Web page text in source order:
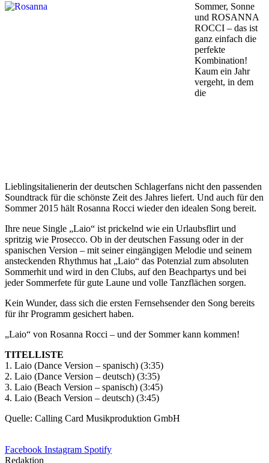
Sommer, Sonne
und ROSANNA
ROCCI – das ist
ganz einfach die
perfekte
Kombination!
Kaum ein Jahr
vergeht, in dem
die
Lieblingsitalienerin der deutschen Schlagerfans nicht den passenden
Soundtrack für die schönste Zeit des Jahres liefert. Und auch für den
Sommer 2015 hält Rosanna Rocci wieder den idealen Song bereit.
Ihre neue Single „Laio“ ist prickelnd wie ein Urlaubsflirt und
spritzig wie Prosecco. Ob in der deutschen Fassung oder in der
spanischen Version – mit seiner eingängigen Melodie und seinem
ansteckenden Rhythmus hat „Laio“ das Potenzial zum absoluten
Sommerhit und wird in den Clubs, auf den Beachpartys und bei
jeder Sommerfete für gute Laune und volle Tanzflächen sorgen.
Kein Wunder, dass sich die ersten Fernsehsender den Song bereits
für ihr Programm gesichert haben.
„Laio“ von Rosanna Rocci – und der Sommer kann kommen!
TITELLISTE
1. Laio (Dance Version – spanisch) (3:35)
2. Laio (Dance Version – deutsch) (3:35)
3. Laio (Beach Version – spanisch) (3:45)
4. Laio (Beach Version – deutsch) (3:45)
Quelle: Calling Card Musikproduktion GmbH
Facebook Instagram Spotify
Redaktion